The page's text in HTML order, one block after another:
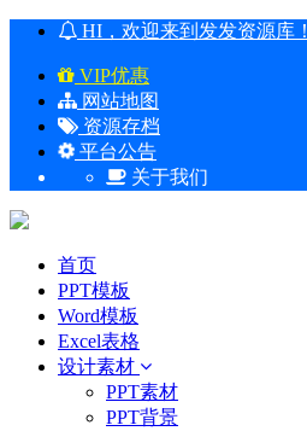
HI，欢迎来到发发资源库！
VIP优惠
网站地图
资源存档
平台公告
关于我们
首页
PPT模板
Word模板
Excel表格
设计素材
PPT素材
PPT背景